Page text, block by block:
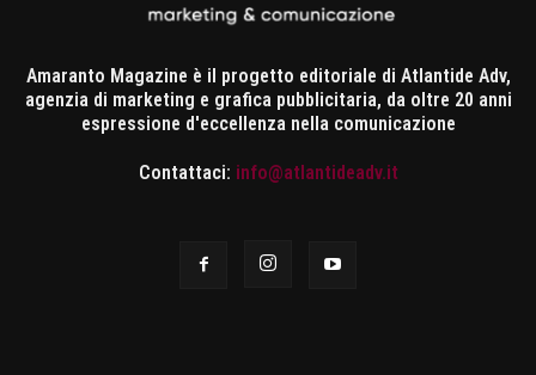
Amaranto Magazine è il progetto editoriale di Atlantide Adv,
agenzia di marketing e grafica pubblicitaria, da oltre 20 anni
espressione d'eccellenza nella comunicazione
Contattaci: info@atlantideadv.it